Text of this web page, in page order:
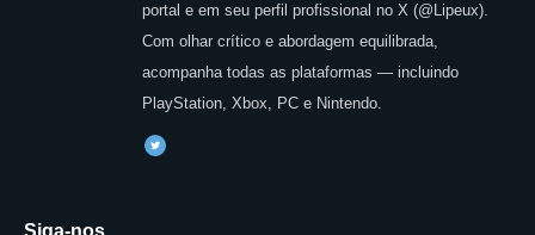
portal e em seu perfil profissional no X (@Lipeux).
Com olhar crítico e abordagem equilibrada,
acompanha todas as plataformas — incluindo
PlayStation, Xbox, PC e Nintendo.